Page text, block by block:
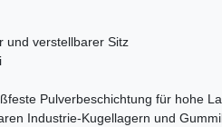
und verstellbarer Sitz
Pulverbeschichtung für hohe
Industrie-Kugellagern und